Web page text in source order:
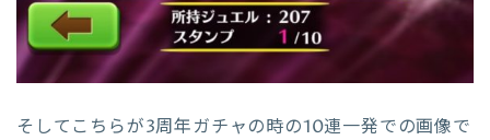
そしてこちらが3周年ガチャの時の10連一発での画像で